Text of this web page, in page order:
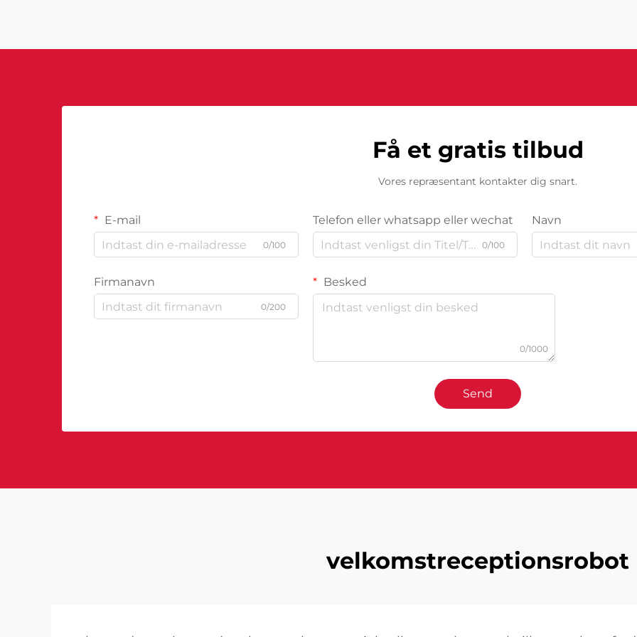
Få et gratis tilbud
Vores repræsentant kontakter dig snart.
E-mail
0/100
Telefon eller whatsapp eller wechat
0/100
Navn
Firmanavn
0/200
Besked
0/1000
Send
velkomstreceptionsrobot